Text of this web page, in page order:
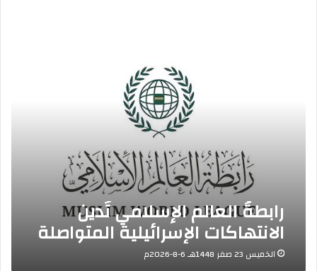
رابطةُ العالم الإسلامي تُدين
الانتهاكات الإسرائيلية المتواصلة
في قطاع غزة
الخميس 23 صفر 1448هـ 6-8-2026م